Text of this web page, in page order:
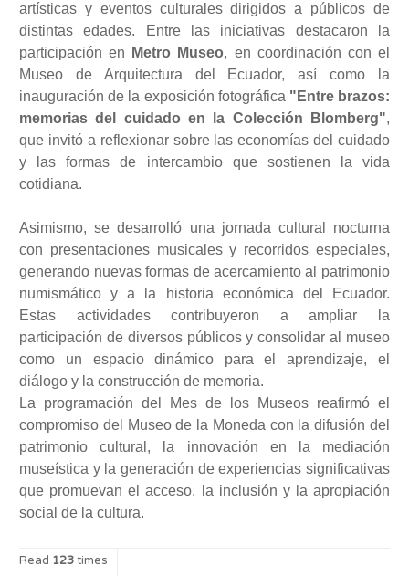
artísticas y eventos culturales dirigidos a públicos de
distintas edades. Entre las iniciativas destacaron la
participación en
Metro Museo, en coordinación con el
Museo de Arquitectura del Ecuador, así como la
inauguración de la exposición fotográfica "Entre brazos:
memorias del cuidado en la Colección Blomberg",
que invitó a reflexionar sobre las economías del cuidado
y las formas de intercambio que sostienen la vida
cotidiana.
Asimismo, se desarrolló una jornada cultural nocturna
con presentaciones musicales y recorridos especiales,
generando nuevas formas de acercamiento al patrimonio
numismático y a la historia económica del Ecuador.
Estas actividades contribuyeron a ampliar la
participación de diversos públicos y consolidar al museo
como un espacio dinámico para el aprendizaje, el
diálogo y la construcción de memoria.
La programación del Mes de los Museos reafirmó el
compromiso del Museo de la Moneda con la difusión del
patrimonio cultural, la innovación en la mediación
museística y la generación de experiencias significativas
que promuevan el acceso, la inclusión y la apropiación
social de la cultura.
Read 123times